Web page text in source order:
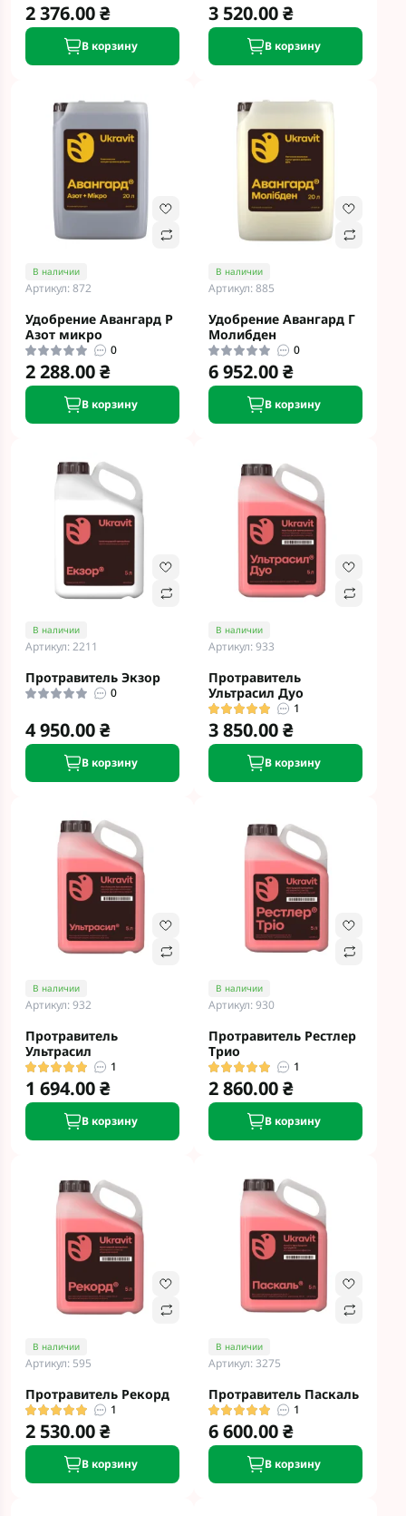
2 376.00 ₴
В корзину
3 520.00 ₴
В корзину
В наличии
Артикул: 872
Удобрение Авангард Р
Азот микро
0
2 288.00 ₴
В корзину
В наличии
Артикул: 885
Удобрение Авангард Г
Молибден
0
6 952.00 ₴
В корзину
В наличии
Артикул: 2211
Протравитель Экзор
0
4 950.00 ₴
В корзину
В наличии
Артикул: 933
Протравитель
Ультрасил Дуо
1
3 850.00 ₴
В корзину
В наличии
Артикул: 932
Протравитель
Ультрасил
1
1 694.00 ₴
В корзину
В наличии
Артикул: 930
Протравитель Рестлер
Трио
1
2 860.00 ₴
В корзину
В наличии
Артикул: 595
Протравитель Рекорд
1
2 530.00 ₴
В корзину
В наличии
Артикул: 3275
Протравитель Паскаль
1
6 600.00 ₴
В корзину